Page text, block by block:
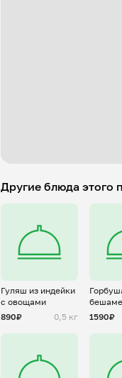
Другие блюда этого
Гуляш из индейки
с овощами
890₽
0,5 кг
1590₽